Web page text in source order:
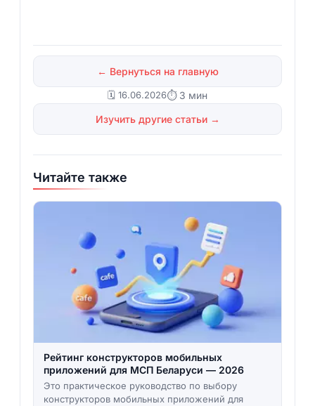
← Вернуться на главную
🗓️ 16.06.2026⏱ 3 мин
Изучить другие статьи →
Читайте также
Рейтинг конструкторов мобильных
приложений для МСП Беларуси — 2026
Это практическое руководство по выбору
конструкторов мобильных приложений для